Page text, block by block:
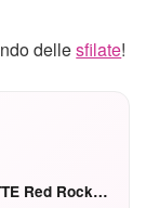
dellesfilate!
MAC M·A·CXIMAL SILKY MATTE Red Rock mat